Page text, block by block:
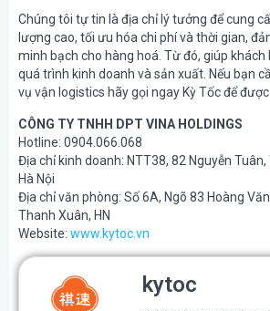
Chúng tôi tự tin là địa chỉ lý tưởng để cung
lượng cao, tối ưu hóa chi phí và thời gian,
minh bạch cho hàng hoá. Từ đó, giúp
quá trình kinh doanh và sản xuất. Nếu bạn
vụ vận logistics hãy gọi ngay Kỳ Tốc để
CÔNG TY TNHH DPT VINA HOLDINGS
Hotline: 0904.066.068
Địa chỉ kinh doanh: NTT38, 82 Nguyễn
Hà Nội
Địa chỉ văn phòng: Số 6A, Ngõ 83 Hoàng
Thanh Xuân, HN
Website: www.kytoc.vn
kytoc